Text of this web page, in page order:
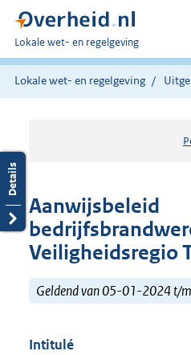
U
bent
hier:
Lokale wet- en regelgeving
Lokale wet- en regelgeving
Aanwijsbeleid
Veiligheidsregio
Geldend van 05-01-2024 t/
Intitulé